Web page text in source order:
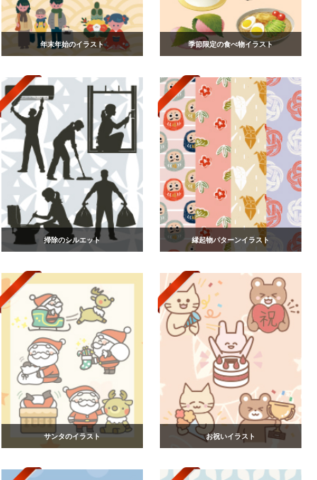
年末年始のイラスト 季節限定の食べ物イラスト
掃除のシルエット 縁起物パターンイラスト
サンタのイラスト お祝いイラスト